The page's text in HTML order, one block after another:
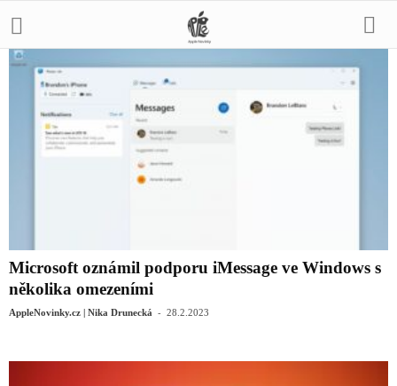
Microsoft oznámil podporu iMessage ve Windows s
několika omezeními
AppleNovinky.cz | Nika Drunecká - 28.2.2023